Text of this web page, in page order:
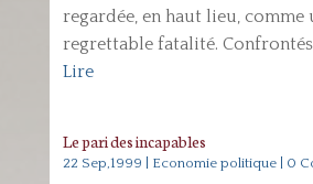
regardée, en haut lieu, comme
regrettable fatalité. Confrontés
Lire
Le pari des incapables
22 Sep,1999 Economie politique| 0